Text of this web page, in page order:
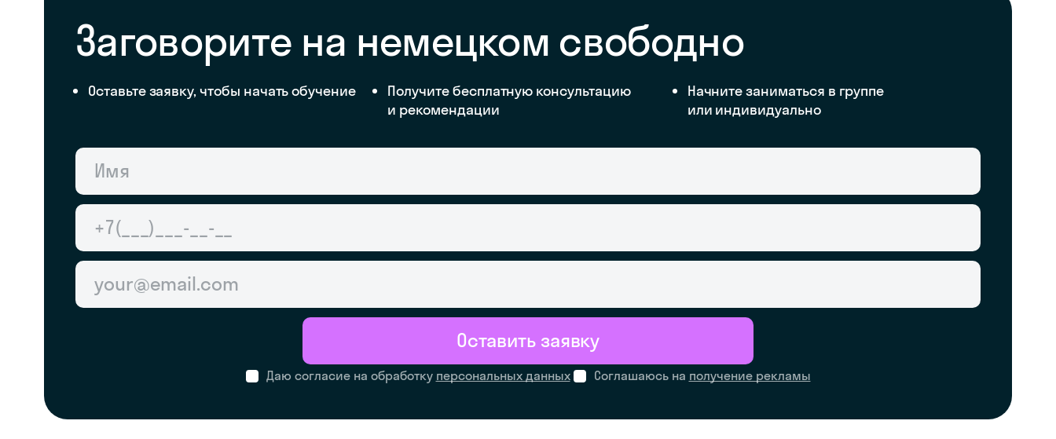
Заговорите на немецком свободно
Оставьте заявку, чтобы начать обучение
Получите бесплатную консультацию
и рекомендации
Начните заниматься в группе
или индивидуально
Даю согласие на обработку персональных данных Соглашаюсь на получение рекламы
Оставить заявку